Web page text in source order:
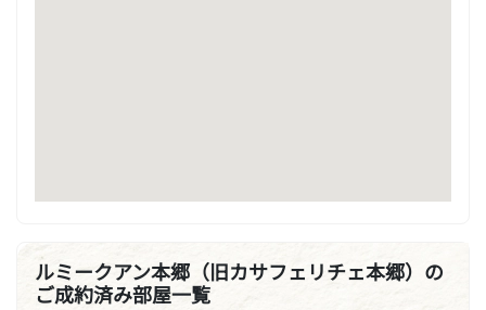
ルミークアン本郷（旧カサフェリチェ本郷）の
ご成約済み部屋一覧